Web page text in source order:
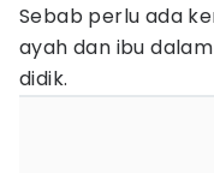
Sebab perlu ada
ayah dan ibu
didik.